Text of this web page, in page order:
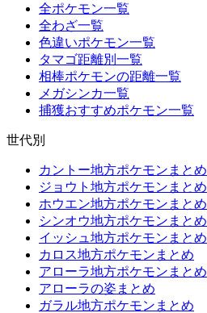
全ポケモン一覧
全わざ一覧
色違いポケモン一覧
タマゴ距離別一覧
相棒ポケモンの距離一覧
メガシンカ一覧
捕獲おすすめポケモン一覧
世代別
カントー地方ポケモンまとめ
ジョウト地方ポケモンまとめ
ホウエン地方ポケモンまとめ
シンオウ地方ポケモンまとめ
イッシュ地方ポケモンまとめ
カロス地方ポケモンまとめ
アローラ地方ポケモンまとめ
アローラの姿まとめ
ガラル地方ポケモンまとめ